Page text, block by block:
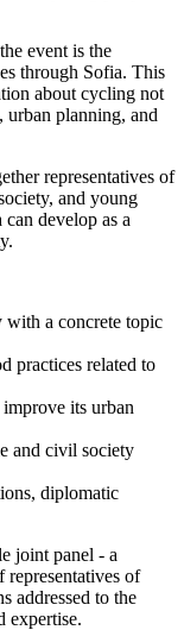
event is the
through Sofia. This
about cycling not
urban planning, and
representatives of
and young
develop as a
with a concrete topic
practices related to
its urban
and civil society
diplomatic
joint panel - a
representatives of
addressed to the
expertise.